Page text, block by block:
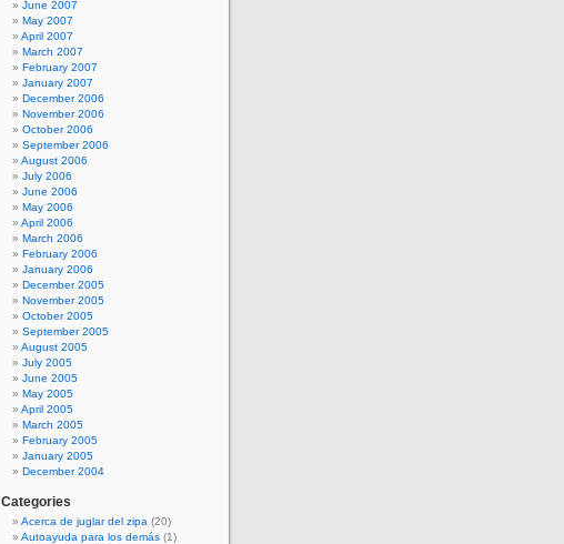
June 2007
May 2007
April 2007
March 2007
February 2007
January 2007
December 2006
November 2006
October 2006
September 2006
August 2006
July 2006
June 2006
May 2006
April 2006
March 2006
February 2006
January 2006
December 2005
November 2005
October 2005
September 2005
August 2005
July 2005
June 2005
May 2005
April 2005
March 2005
February 2005
January 2005
December 2004
Categories
Acerca de juglar del zipa (20)
Autoayuda para los demás (1)